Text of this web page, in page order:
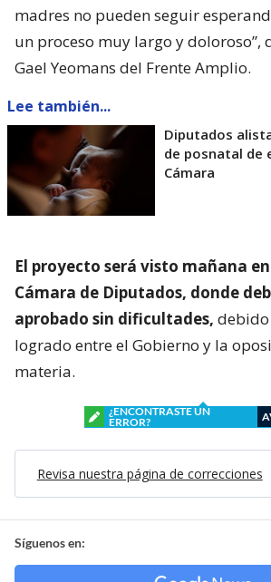
madres no pueden seguir
un proceso muy largo y
Gael Yeomans del Frente Amplio.
Lee también...
Diputados
de posnatal de
Cámara
El proyecto será visto mañana
Cámara de Diputados, donde
aprobado sin dificultades,
logrado entre el Gobierno y la
materia.
¿ENCONTRASTE UN
ERROR?
Revisa nuestra página de correcciones
Síguenos en: